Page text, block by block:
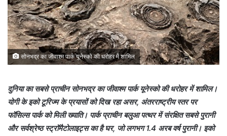
सोनभद्र का जीवाश्म पार्क यूनेस्को की धरोहर में शामिल
दुनिया का सबसे प्राचीन सोनभद्र का जीवाश्म पार्क यूनेस्को की धरोहर में शामिल।
योगी के इको टूरिज्म के प्रयासों को दिख रहा असर, अंतरराष्ट्रीय स्तर पर
फॉसिल्स पार्क को मिली ख्याति। पार्क प्राचीन बलुआ पत्थर में संरक्षित सबसे पुरानी
और सर्वश्रेष्ठ स्ट्रॉमैटोलाइट्स का है घर, जो लगभग 1.4 अरब वर्ष पुरानी। इको